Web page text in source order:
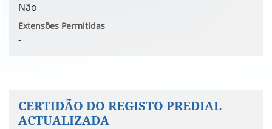
Não
Extensões Permitidas
-
CERTIDÃO DO REGISTO PREDIAL
ACTUALIZADA